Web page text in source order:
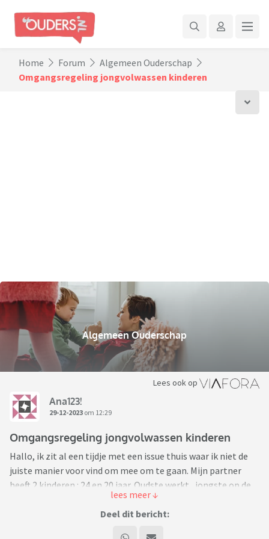
Home Forum
Algemeen Ouderschap
Omgangsregeling jongvolwassen kinderen
Algemeen Ouderschap
Lees ook op
Ana123!
29-12-2023 om 12:29
Omgangsregeling jongvolwassen kinderen
Hallo, ik zit al een tijdje met een issue thuis waar ik niet de
juiste manier voor vind om mee om te gaan. Mijn partner
heeft 2 kinderen : 24 en 20 jaar. Oudste werkt , jongste op de
hogeschool. Gezien de leeftijd van de kinderen willen wij de “
omgangsregeling “ aanpassen maar weten niet goed hoe dit
Deel dit bericht: